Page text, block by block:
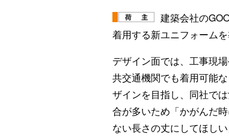
建築会社の
着用する新ユニフォームを
デザイン面では、工事現
共交通機関でも着用可能
ザインを目指し、同社で
合が多いため「かがんだ
ない長さの丈にしてほし